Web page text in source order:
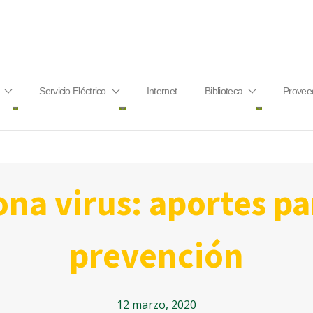
Servicio Eléctrico Internet Biblioteca
prevención
12 marzo, 2020